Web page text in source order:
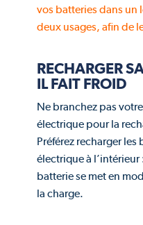
vos batteries dans un
deux usages, afin de
RECHARGER
IL FAIT FROID
Ne branchez pas
électrique pour la
Préférez recharger
électrique à l’intérieur
batterie se met en
la charge.